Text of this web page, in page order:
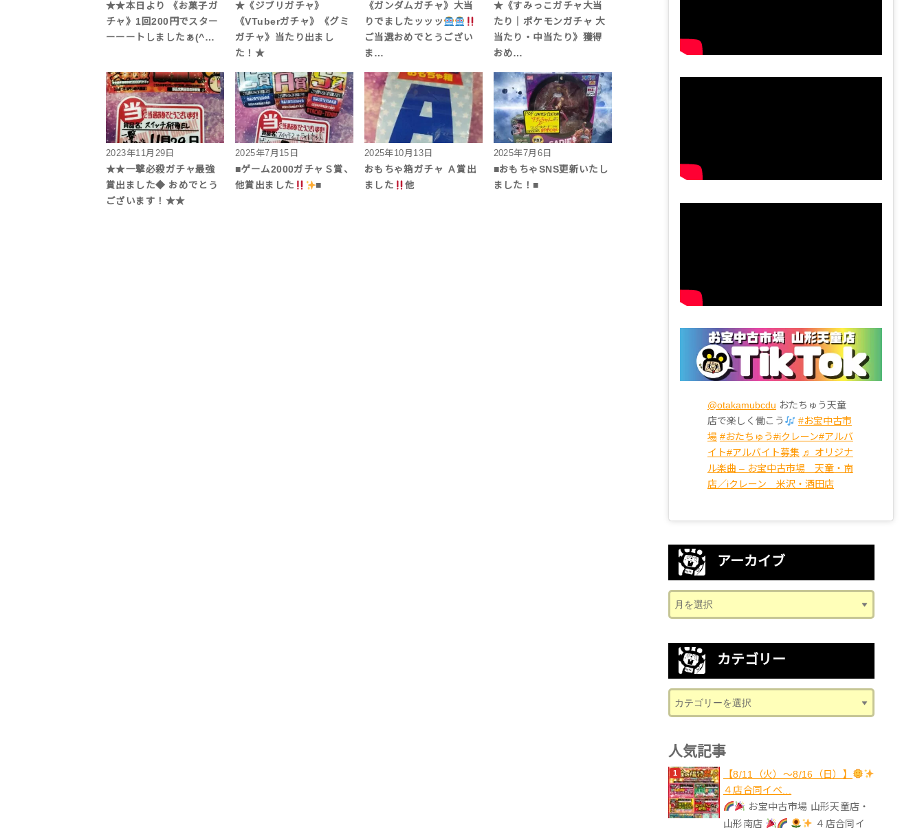
★★本日より 《お菓子ガ
チャ》1回200円でスター
ーーートしましたぁ(^…
★《ジブリガチャ》
《VTuberガチャ》《グミ
ガチャ》当たり出まし
た！★
《ガンダムガチャ》大当
りでましたッッッ
ご当選おめでとうござい
ま…
★《すみっこガチャ大当
たり｜ポケモンガチャ 大
当たり・中当たり》獲得
おめ…
2023年11月29日
★★一撃必殺ガチャ最強
賞出ました◆ おめでとう
ございます！★★
2025年7月15日
■ゲーム2000ガチャＳ賞、
他賞出ました
■
2025年10月13日
おもちゃ箱ガチャ Ａ賞出
ました
他
2025年7月6日
■おもちゃSNS更新いたし
ました！■
@otakamubcdu おたちゅう天童
店で楽しく働こう
#お宝中古市
場 #おたちゅう#iクレーン#アルバ
イト#アルバイト募集 ♬ オリジナ
ル楽曲 – お宝中古市場 天童・南
店／iクレーン 米沢・酒田店
アーカイブ
カテゴリー
人気記事
【8/11（火）～8/16（日）】
４店合同イベ...
お宝中古市場 山形天童店・
山形南店
４店合同イ